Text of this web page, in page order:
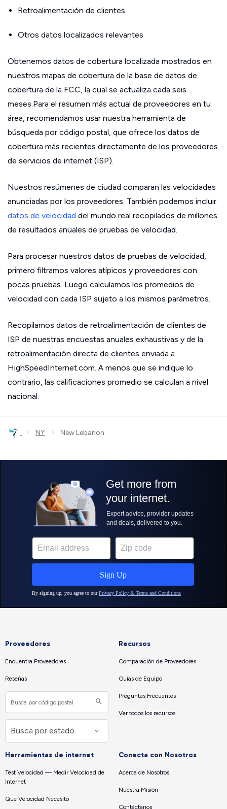
Retroalimentación de clientes
Otros datos localizados relevantes
Obtenemos datos de cobertura localizada mostrados en
nuestros mapas de cobertura de la base de datos de
cobertura de la FCC, la cual se actualiza cada seis
meses.Para el resumen más actual de proveedores en tu
área, recomendamos usar nuestra herramienta de
búsqueda por código postal, que ofrece los datos de
cobertura más recientes directamente de los proveedores
de servicios de internet (ISP).
Nuestros resúmenes de ciudad comparan las velocidades
anunciadas por los proveedores. También podemos incluir
datos de velocidad del mundo real recopilados de millones
de resultados anuales de pruebas de velocidad.
Para procesar nuestros datos de pruebas de velocidad,
primero filtramos valores atípicos y proveedores con
pocas pruebas. Luego calculamos los promedios de
velocidad con cada ISP sujeto a los mismos parámetros.
Recopilamos datos de retroalimentación de clientes de
ISP de nuestras encuestas anuales exhaustivas y de la
retroalimentación directa de clientes enviada a
HighSpeedInternet.com. A menos que se indique lo
contrario, las calificaciones promedio se calculan a nivel
nacional.
› NY › New Lebanon
Proveedores
Encuentra Proveedores
Reseñas
Recursos
Comparación de Proveedores
Guías de Equipo
Preguntas Frecuentes
Ver todos los recursos
Herramientas de internet
Test Velocidad — Medir Velocidad de
Internet
Que Velocidad Necesito
Conecta con Nosotros
Acerca de Nosotros
Nuestra Misión
Contáctanos